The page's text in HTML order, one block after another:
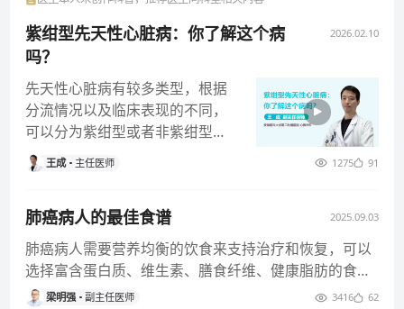
科发生水平。肺移植手术作为治疗终末期肺疾病唯一有
效的治疗手段，因其手术复杂性，被视为胸外科手术的
皇冠。作为上海市胸科医院肺移植团队的核心成员，本
人长期从事临床肺移植手术及免疫抗排异治疗，手术技
术娴熟。主持中国博士后科学基金面上项目、国家自然
科学基金青年项目/面上项目、上海市卫计委项目、上海
市科委项目。目前牵头开展多项临床研究。获得上海高
医学奖励基金资助。在国内外胸外科杂志发表论文30余
篇、其中SCI收录论文20余篇，参编多部胸外科专著，
国内外学术会议发言10余次，获得实用专利发明3项。
分别入选上海市胸科医院医师类人才培养计划和管理类
人才培养计划，获得上海市胸科医院优秀青年人才，上
紫绀型先天性心脏病：你了解这个病
吗？
2026.02.10
先天性心脏病有较多类型，根据
分流情况以及临床表现的不同，
可以分为紫绀型或者非紫绀型的
先天性心脏病。其中紫绀型先天
性心脏病
王成 主任医师 1275 91
肺癌病人的最佳食谱 2025.09.03
肺癌病人需要营养均衡的饮食来支持治疗和恢复，可以
选择富含蛋白质、维生素、膳食纤维、健康脂肪的食
物，合理的食谱有助于增强免
梁明强 副主任医师 3416 62